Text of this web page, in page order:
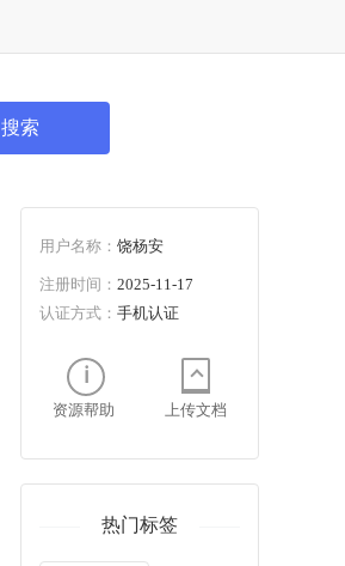
搜索
用户名称： 饶杨安
注册时间： 2025-11-17
认证方式： 手机认证
资源帮助 上传文档
热门标签